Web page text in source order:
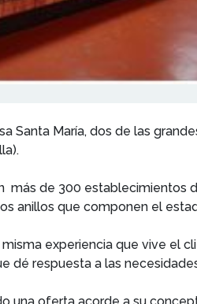
Santa María, dos de las
más de 300 establecimientos
anillos que componen el
experiencia que vive el
dé respuesta a las